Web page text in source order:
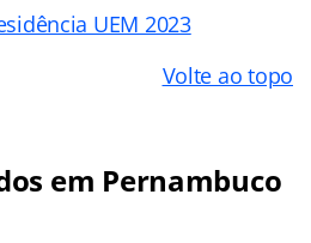
UEM 2023
Volte ao topo
em Pernambuco